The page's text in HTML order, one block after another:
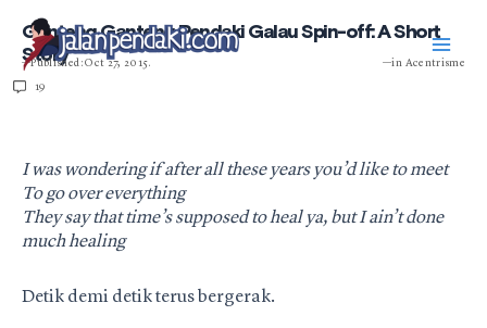
content
Ganteng Ganteng Pendaki Galau Spin-off: A Short
Story
—Published: Oct 27, 2015. —in Acentrisme
19
I was wondering if after all these years you’d like to meet
To go over everything
They say that time’s supposed to heal ya, but I ain’t done
much healing
Detik demi detik terus bergerak.